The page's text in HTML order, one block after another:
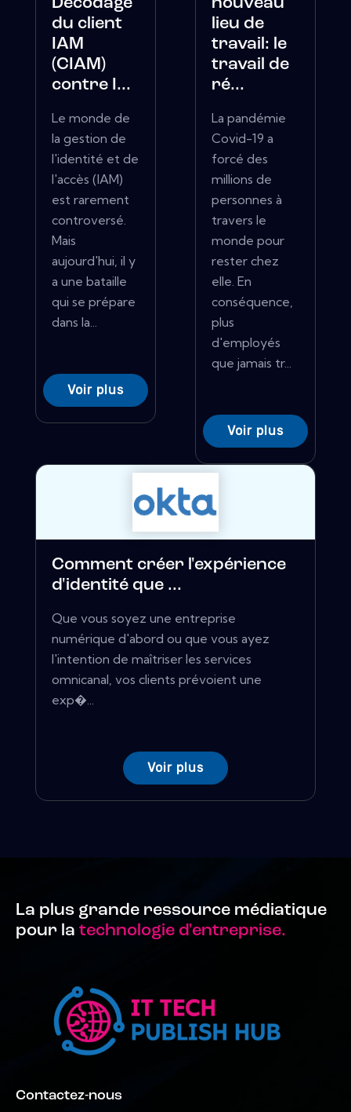
du client
IAM
(CIAM)
contre I...
Le monde de
la gestion de
l'identité et de
l'accès (IAM)
est rarement
controversé.
Mais
aujourd'hui, il y
a une bataille
qui se prépare
dans la...
Voir plus
lieu de
travail: le
travail de
ré...
La pandémie
Covid-19 a
forcé des
millions de
personnes à
travers le
monde pour
rester chez
elle. En
conséquence,
plus
d'employés
que jamais tr...
Voir plus
Comment créer l'expérience
d'identité que ...
Que vous soyez une entreprise
numérique d'abord ou que vous ayez
l'intention de maîtriser les services
omnicanal, vos clients prévoient une
exp�...
Voir plus
La plus grande ressource médiatique
pour la technologie d'entreprise.
Contactez-nous